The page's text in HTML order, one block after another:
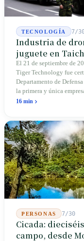
TECNOLOGÍA 7/
Industria de
juguete en
de entrada
El 21 de septiembre de
Tiger Technology fue
Departamento de
la primera y única
plataformas completas y
Act" para establecer un
propia existencia del
demasiado lento, hasta
umbrales. Una empresa
aviones de juguete
segunda fábrica en Ohio.
16 min
PERSONAS 7/30
Cicada:
campo, desde